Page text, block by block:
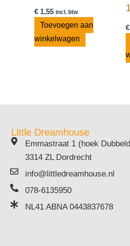
€ 1,55 incl. btw
Toevoegen aan
winkelwagen
€
Little Dreamhouse
Emmastraat 1 (hoek
3314 ZL Dordrecht
info@littledreamhouse.nl
078-6135950
NL41 ABNA 0443837678